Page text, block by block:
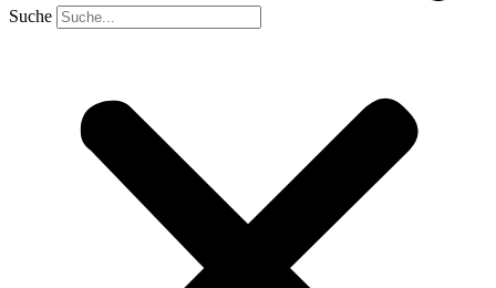
Suche